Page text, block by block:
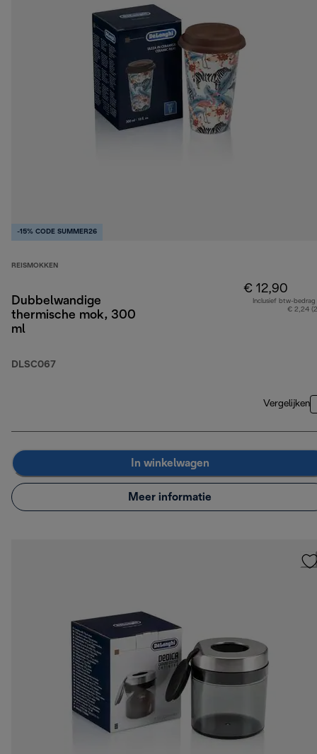
-15% CODE SUMMER26
REISMOKKEN
Dubbelwandige
thermische mok, 300
ml
DLSC067
€ 12,90
Inclusief btw-bedrag
€ 2,24
Vergelijken
In winkelwagen
Meer informatie